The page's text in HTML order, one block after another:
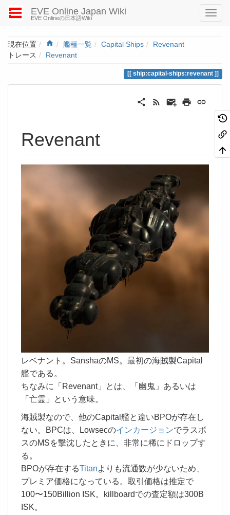
EVE Online Japan Wiki
EVE Onlineの日本語Wiki
現在位置 Home
艦種一覧 Capital Ships
Revenant
トレース
Revenant
ship:capital-ships:revenant
Revenant
レベナント。SanshaのMS。最初の海賊製Capital
艦である。
ちなみに「Revenant」とは、「幽鬼」あるいは
「亡霊」という意味。
海賊製なので、他のCapital艦と違いBPOが存在し
ない。BPCは、Lowsecのインカージョンでラスボ
スのMSを撃沈したときに、非常に稀にドロップす
る。
BPOが存在するTitanよりも流通数が少ないため、
プレミア価格になっている。取引価格は推定で
100〜150Billion ISK。killboardでの査定額は300B
ISK。